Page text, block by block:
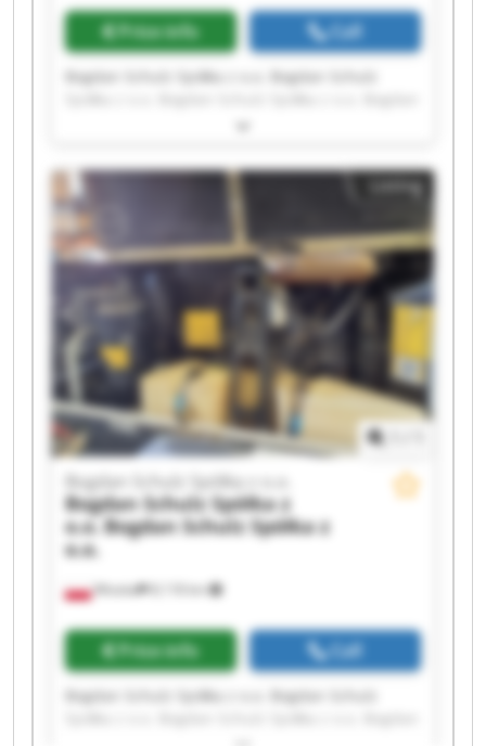
Price info Call
Bogdan Schulz Spółka z o.o. Bogdan Schulz
Schulz Spółka z o.o. Bogdan Schulz Spółka z o.o.
Spółka z o.o. Bogdan Schulz Spółka z o.o. Bogdan
Schulz Spółka z o.o. Bogdan Schulz Spółka z o.o.
Bogdan Schulz Spółka z o.o. Bogdan Schulz
Spółka z o.o. Bogdan Schulz Spółka z o.o. Bogdan
Schulz Spółka z o.o. Bogdan Schulz Spółka z o.o.
Bogdan Schulz Spółka z o.o. Bogdan Schulz
Spółka z o.o. Bogdan Schulz Spółka z o.o. Bogdan
Schulz Spółka z o.o. Bogdan Schulz Spółka z o.o.
Listing
Wioska 8,118 km
Bogdan Schulz Spółka z o.o.
Bogdan Schulz Spółka z
o.o. Bogdan Schulz Spółka z
o.o.
Price info Call
Bogdan Schulz Spółka z o.o. Bogdan Schulz